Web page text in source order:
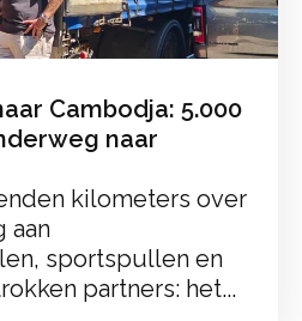
Cambodja: 5.000
naar
kilometers over
aan
sportspullen en
partners: het...